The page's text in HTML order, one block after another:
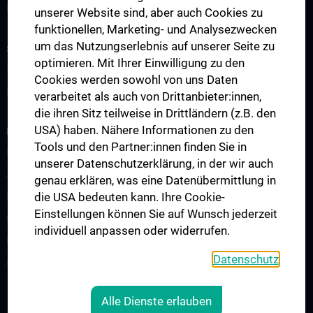
Notfall
STUDIES, TRAINING AND FURTHER EDUCATION
Studium und Lehre
Klinisch-Praktisches Jahr (KPJ)
RESEARCH
Christian Doppler Labor für Mikroinvasive Herzchirurgie
Angewandte Forschung in der Herzchirurgie
Forschungslabor Herzchirurgie B. Messner
Forschungslabor Mechanische Herzunterstützung
CARE Cardiovascular Research and Engineering
unserer Website sind, aber auch Cookies zu
funktionellen, Marketing- und Analysezwecken
um das Nutzungserlebnis auf unserer Seite zu
optimieren. Mit Ihrer Einwilligung zu den
Cookies werden sowohl von uns Daten
verarbeitet als auch von Drittanbieter:innen,
die ihren Sitz teilweise in Drittländern (z.B. den
USA) haben. Nähere Informationen zu den
Tools und den Partner:innen finden Sie in
unserer Datenschutzerklärung, in der wir auch
genau erklären, was eine Datenübermittlung in
die USA bedeuten kann. Ihre Cookie-
Einstellungen können Sie auf Wunsch jederzeit
individuell anpassen oder widerrufen.
Datenschutz
Alle Dienste erlauben